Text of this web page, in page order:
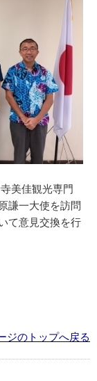
美佳観光専門
謙一大使を訪問
て意見交換を行
ジのトップへ戻る